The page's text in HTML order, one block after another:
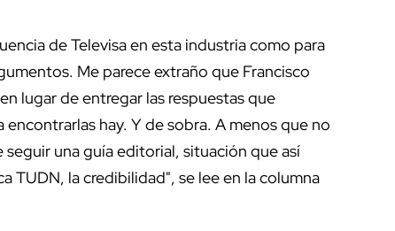
de Televisa en esta industria como para
Me parece extraño que Francisco
lugar de entregar las respuestas que
hay. Y de sobra. A menos que no
una guía editorial, situación que así
TUDN, la credibilidad", se lee en la columna